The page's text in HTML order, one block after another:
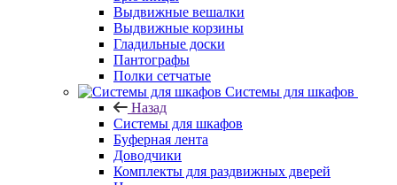
Выдвижные вешалки
Выдвижные корзины
Гладильные доски
Пантографы
Полки сетчатые
Системы для шкафов
Назад
Системы для шкафов
Буферная лента
Доводчики
Комплекты для раздвижных дверей